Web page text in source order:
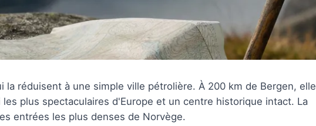
la réduisent à une simple ville pétrolière. À 200 km de Bergen, elle
plus spectaculaires d'Europe et un centre historique intact. La
entrées les plus denses de Norvège.